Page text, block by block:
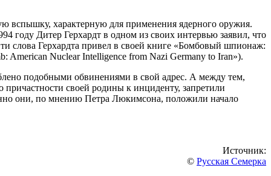
вспышку, характерную для применения ядерного оружия.
году Дитер Герхардт в одном из своих интервью заявил, что
слова Герхардта привел в своей книге «Бомбовый шпионаж:
American Nuclear Intelligence from Nazi Germany to Iran»).
подобными обвинениями в свой адрес. А между тем,
своей родины к инциденту, запретили
они, по мнению Петра Люкимсона, положили начало
Источник:
© Русская Семерка